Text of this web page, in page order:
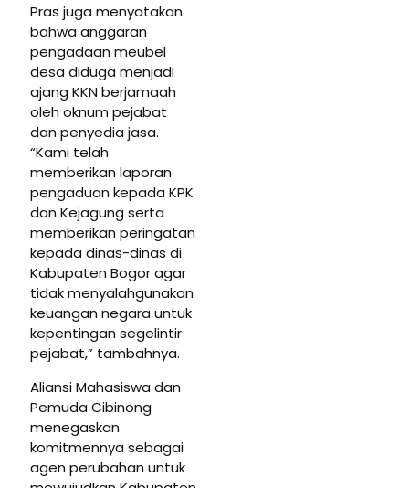
Pras juga menyatakan
bahwa anggaran
pengadaan meubel
desa diduga menjadi
ajang KKN berjamaah
oleh oknum pejabat
dan penyedia jasa.
“Kami telah
memberikan laporan
pengaduan kepada KPK
dan Kejagung serta
memberikan peringatan
kepada dinas-dinas di
Kabupaten Bogor agar
tidak menyalahgunakan
keuangan negara untuk
kepentingan segelintir
pejabat,” tambahnya.
Aliansi Mahasiswa dan
Pemuda Cibinong
menegaskan
komitmennya sebagai
agen perubahan untuk